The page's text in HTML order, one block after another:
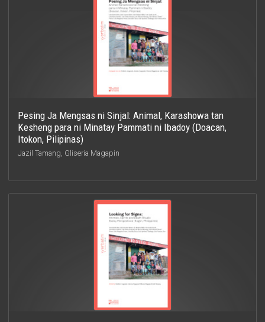
Pesing Ja Mengsas ni Sinjal: Animal, Karashowa tan
Kesheng para ni Minatay Pammati ni Ibadoy (Doacan,
Itokon, Pilipinas)
Jazil Tamang, Gliseria Magapin